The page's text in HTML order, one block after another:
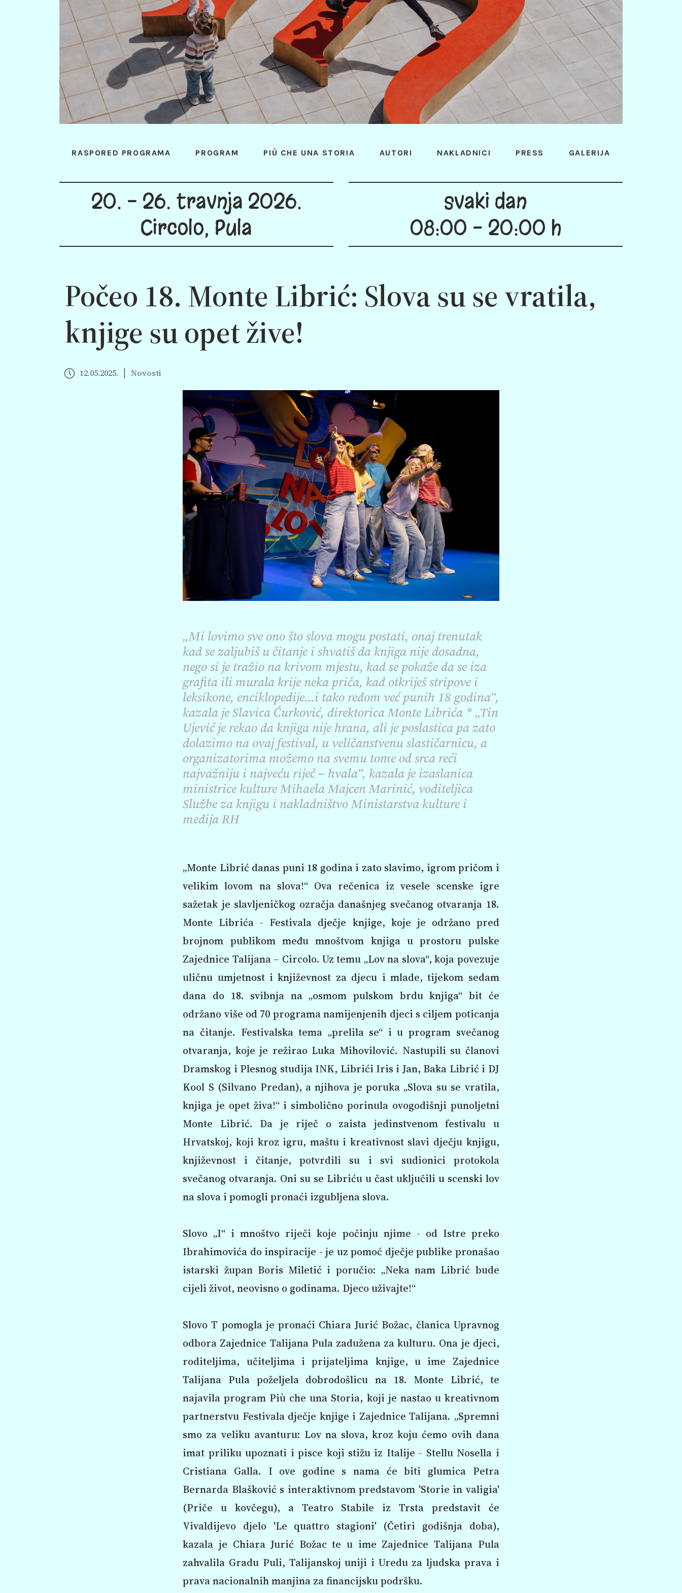
RASPORED PROGRAMA PROGRAM PIÙ CHE UNA STORIA AUTORI NAKLADNICI PRESS GALERIJA
20. - 26. travnja 2026.
Circolo, Pula
svaki dan
08:00 - 20:00 h
Počeo 18. Monte Librić: Slova su se vratila,
knjige su opet žive!
12.05.2025. | Novosti
„Mi lovimo sve ono što slova mogu postati, onaj trenutak
kad se zaljubiš u čitanje i shvatiš da knjiga nije dosadna,
nego si je tražio na krivom mjestu, kad se pokaže da se iza
grafita ili murala krije neka priča, kad otkriješ stripove i
leksikone, enciklopedije…i tako redom već punih 18 godina“,
kazala je Slavica Ćurković, direktorica Monte Librića * „Tin
Ujević je rekao da knjiga nije hrana, ali je poslastica pa zato
dolazimo na ovaj festival, u veličanstvenu slastičarnicu, a
organizatorima možemo na svemu tome od srca reći
najvažniju i najveću riječ – hvala“, kazala je izaslanica
ministrice kulture Mihaela Majcen Marinić, voditeljica
Službe za knjigu i nakladništvo Ministarstva kulture i
medija RH
„Monte Librić danas puni 18 godina i zato slavimo, igrom pričom i
velikim lovom na slova!“ Ova rečenica iz vesele scenske igre
sažetak je slavljeničkog ozračja današnjeg svečanog otvaranja 18.
Monte Librića - Festivala dječje knjige, koje je održano pred
brojnom publikom među mnoštvom knjiga u prostoru pulske
Zajednice Talijana – Circolo. Uz temu „Lov na slova“, koja povezuje
uličnu umjetnost i književnost za djecu i mlade, tijekom sedam
dana do 18. svibnja na „osmom pulskom brdu knjiga“ bit će
održano više od 70 programa namijenjenih djeci s ciljem poticanja
na čitanje. Festivalska tema „prelila se“ i u program svečanog
otvaranja, koje je režirao Luka Mihovilović. Nastupili su članovi
Dramskog i Plesnog studija INK, Librići Iris i Jan, Baka Librić i DJ
Kool S (Silvano Predan), a njihova je poruka „Slova su se vratila,
knjiga je opet živa!“ i simbolično porinula ovogodišnji punoljetni
Monte Librić. Da je riječ o zaista jedinstvenom festivalu u
Hrvatskoj, koji kroz igru, maštu i kreativnost slavi dječju knjigu,
književnost i čitanje, potvrdili su i svi sudionici protokola
svečanog otvaranja. Oni su se Libriću u čast uključili u scenski lov
na slova i pomogli pronaći izgubljena slova.
Slovo „I“ i mnoštvo riječi koje počinju njime - od Istre preko
Ibrahimovića do inspiracije - je uz pomoć dječje publike pronašao
istarski župan Boris Miletić i poručio: „Neka nam Librić bude
cijeli život, neovisno o godinama. Djeco uživajte!“
Slovo T pomogla je pronaći Chiara Jurić Božac, članica Upravnog
odbora Zajednice Talijana Pula zadužena za kulturu. Ona je djeci,
roditeljima, učiteljima i prijateljima knjige, u ime Zajednice
Talijana Pula poželjela dobrodošlicu na 18. Monte Librić, te
najavila program Più che una Storia, koji je nastao u kreativnom
partnerstvu Festivala dječje knjige i Zajednice Talijana. „Spremni
smo za veliku avanturu: Lov na slova, kroz koju ćemo ovih dana
imat priliku upoznati i pisce koji stižu iz Italije - Stellu Nosella i
Cristiana Galla. I ove godine s nama će biti glumica Petra
Bernarda Blašković s interaktivnom predstavom 'Storie in valigia'
(Priče u kovčegu), a Teatro Stabile iz Trsta predstavit će
Vivaldijevo djelo 'Le quattro stagioni' (Četiri godišnja doba),
kazala je Chiara Jurić Božac te u ime Zajednice Talijana Pula
zahvalila Gradu Puli, Talijanskoj uniji i Uredu za ljudska prava i
prava nacionalnih manjina za financijsku podršku.